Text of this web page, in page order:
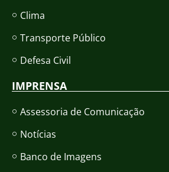
Clima
Transporte Público
Defesa Civil
IMPRENSA
Assessoria de Comunicação
Notícias
Banco de Imagens